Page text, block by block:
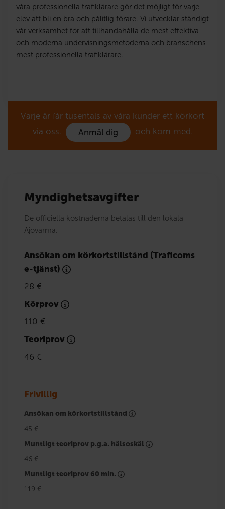
våra professionella trafiklärare gör det möjligt för varje
elev att bli en bra och pålitlig förare. Vi utvecklar ständigt
vår verksamhet för att tillhandahålla de mest effektiva
och moderna undervisningsmetoderna och branschens
mest professionella trafiklärare.
Varje år får tusentals av våra kunder ett körkort
via oss.
Anmäl dig och kom med.
Myndighetsavgifter
De officiella kostnaderna betalas till den lokala
Ajovarma.
Ansökan om körkortstillstånd (Traficoms
e-tjänst)
28 €
Körprov
110 €
Teoriprov
46 €
Frivillig
Ansökan om körkortstillstånd
45 €
Muntligt teoriprov p.g.a. hälsoskäl
46 €
Muntligt teoriprov 60 min.
119 €